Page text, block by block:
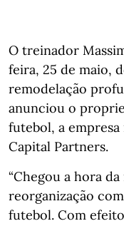
O treinador
feira, 25 de maio,
remodelação
anunciou o
futebol, a
Capital Partners.
“Chegou a hora
reorganização
futebol. Com